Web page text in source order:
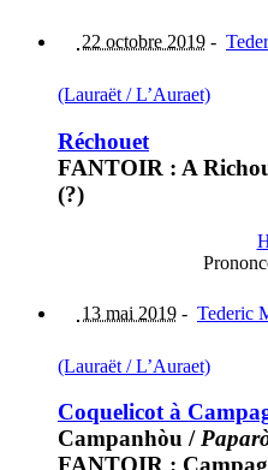
22 octobre 2019 -
(Lauraët / L’Auraet)
Réchouet
FANTOIR : A
(?)
13 mai 2019 - Tederic
(Lauraët / L’Auraet)
Coquelicot à
Campanhòu /